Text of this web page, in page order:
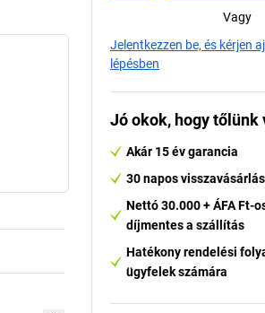
Vagy
Jelentkezzen be, és kérjen
lépésben
Jó okok, hogy tőlünk
Akár 15 év garancia
30 napos
Nettó 30.000 + ÁFA Ft-
díjmentes a szállítás
Hatékony rendelési
ügyfelek számára